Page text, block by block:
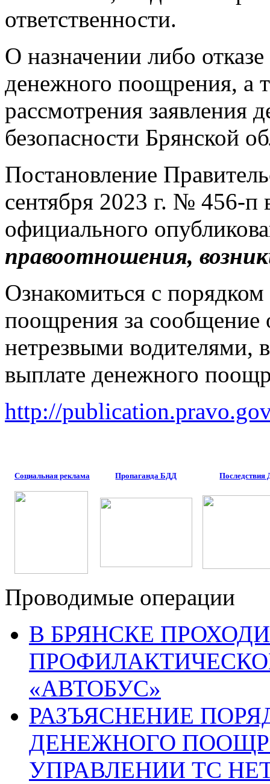
ответственности.
О назначении либо
денежного поощрения, а
рассмотрения заявления
безопасности Брянской
Постановление
сентября 2023 г. № 456-п
официального
правоотношения,
Ознакомиться с
поощрения за сообщение
нетрезвыми водителями,
выплате денежного
http://
Социальная реклама Пропаганда БДД
Проводимые операции
В БРЯНСКЕ
«АВТОБУС»
РАЗЪЯСНЕНИЕ
ДЕНЕЖНОГО
УПРАВЛЕНИИ ТС